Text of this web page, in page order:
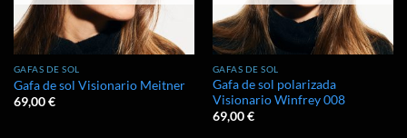
GAFAS DE SOL
Gafa de sol Visionario Meitner
69,00€
GAFAS DE SOL
Gafa de sol polarizada
Visionario Winfrey 008
69,00€